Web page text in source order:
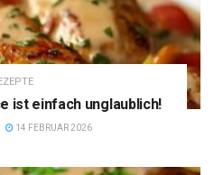
ist einfach unglaublich!
14 FEBRUAR 2026